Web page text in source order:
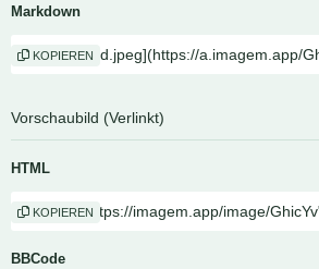
Markdown
KOPIEREN
Vorschaubild (Verlinkt)
HTML
KOPIEREN
BBCode